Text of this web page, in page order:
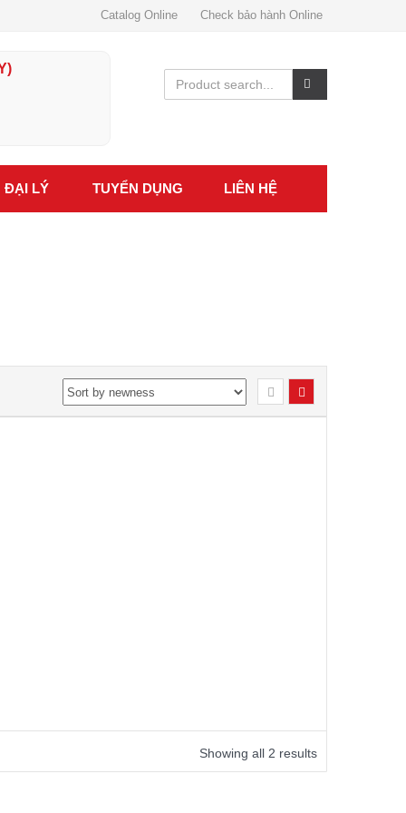
Catalog Online Check bảo hành Online
ĐẠI LÝ TUYỂN DỤNG LIÊN HỆ
Showing all 2 results